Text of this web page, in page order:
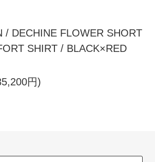
/ DECHINE FLOWER SHORT
SHIRT / BLACK×RED
円)